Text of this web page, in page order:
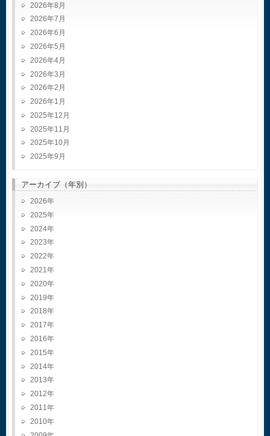
2026年8月
2026年7月
2026年6月
2026年5月
2026年4月
2026年3月
2026年2月
2026年1月
2025年12月
2025年11月
2025年10月
2025年9月
アーカイブ（年別）
2026
2025
2024
2023
2022
2021
2020
2019
2018
2017
2016
2015
2014
2013
2012
2011
2010